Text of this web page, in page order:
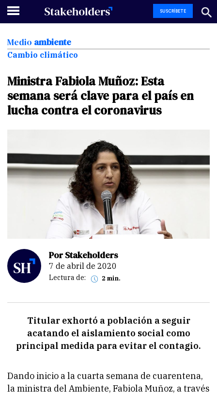
SUSCRÍBETE
Medio ambiente
Cambio climático
MinistraFabiolaMuñoz:Esta
semana será clave para el país en
lucha contra el coronavirus
Por Stakeholders
7 de abril de 2020
Lectura de: 2 min.
Titular exhortó a población a seguir
acatando el aislamiento social como
principal medida para evitar el contagio.
Dando inicio a la cuarta semana de cuarentena,
la ministra del Ambiente, Fabiola Muñoz, a través